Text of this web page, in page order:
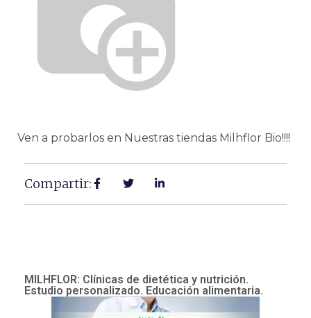
Ven a probarlos en Nuestras tiendas Milhflor Bio!!!!
Compartir:
MILHFLOR: Clínicas de dietética y nutrición.
Estudio personalizado. Educación alimentaria.